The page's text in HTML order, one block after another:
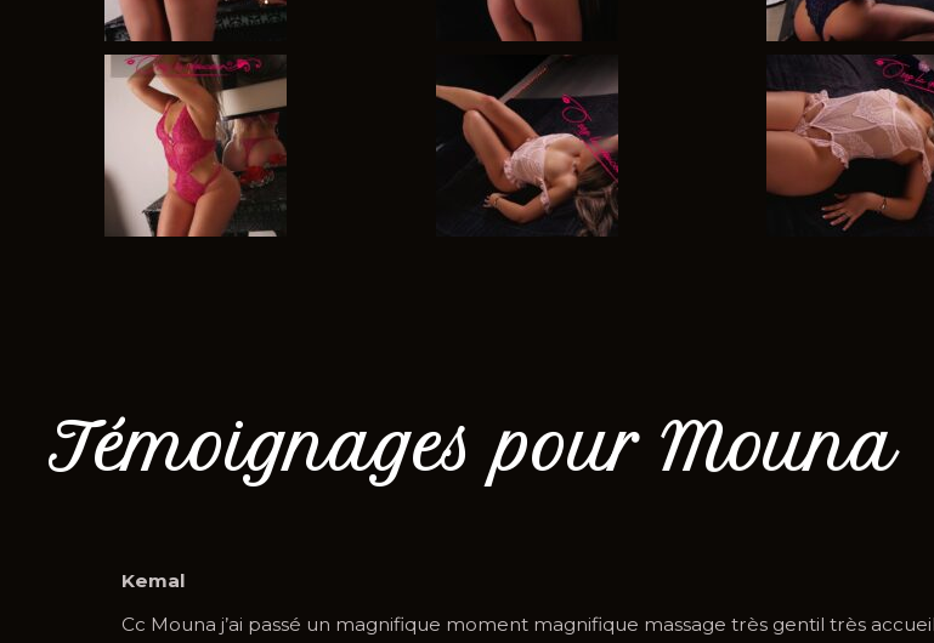
Témoignages pour ​Mouna
Kemal
Cc Mouna j’ai passé un magnifique moment magnifique massage très gentil très